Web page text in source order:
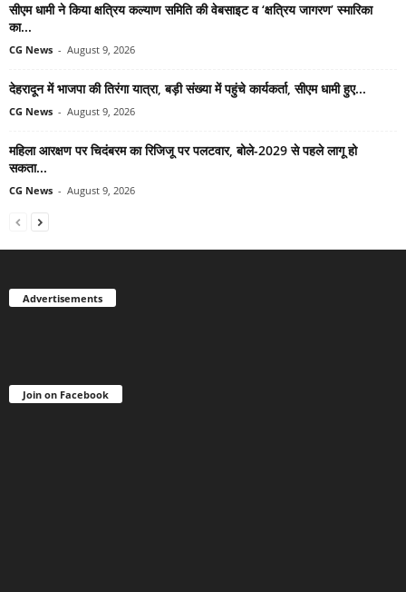
सीएम धामी ने किया क्षत्रिय कल्याण समिति की वेबसाइट व ‘क्षत्रिय जागरण’ स्मारिका
का...
CG News - August 9, 2026
देहरादून में भाजपा की तिरंगा यात्रा, बड़ी संख्या में पहुंचे कार्यकर्ता, सीएम धामी हुए...
CG News - August 9, 2026
महिला आरक्षण पर चिदंबरम का रिजिजू पर पलटवार, बोले-2029 से पहले लागू हो
सकता...
CG News - August 9, 2026
Advertisements
Join on Facebook